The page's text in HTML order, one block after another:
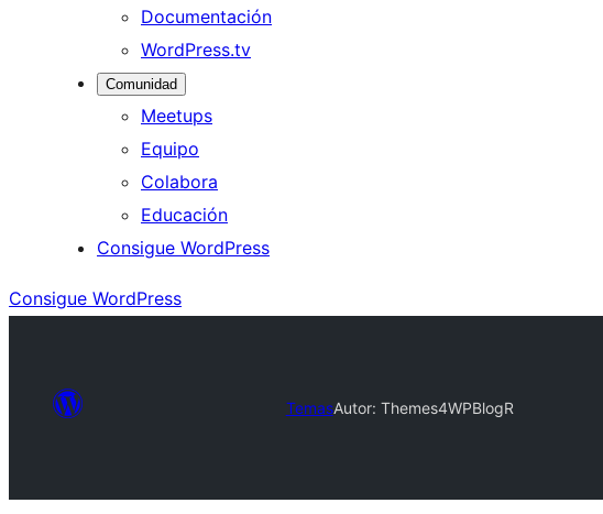
Documentación
WordPress.tv
Comunidad
Meetups
Equipo
Colabora
Educación
Consigue WordPress
Consigue WordPress
TemasAutor: Themes4WPBlogR